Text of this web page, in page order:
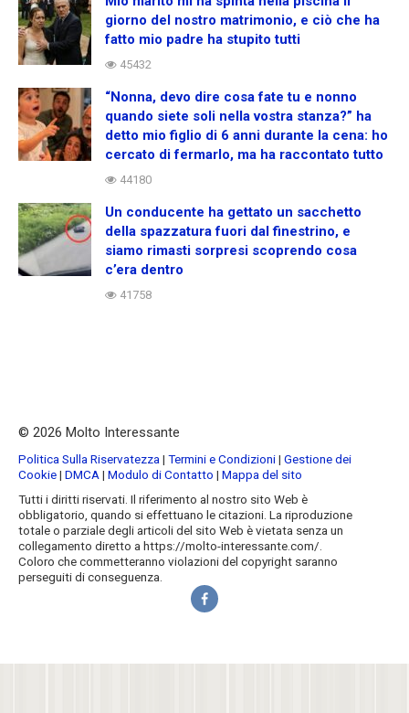
giorno del nostro matrimonio, e ciò che ha
fatto mio padre ha stupito tutti
45432
“Nonna, devo dire cosa fate tu e nonno
quando siete soli nella vostra stanza?” ha
detto mio figlio di 6 anni durante la cena: ho
cercato di fermarlo, ma ha raccontato tutto
44180
Un conducente ha gettato un sacchetto
della spazzatura fuori dal finestrino, e
siamo rimasti sorpresi scoprendo cosa
c’era dentro
41758
© 2026 Molto Interessante
Politica Sulla Riservatezza | Termini e Condizioni| Gestione dei
Cookie| DMCA | Modulo di Contatto | Mappa del sito
Tutti i diritti riservati. Il riferimento al nostro sito Web è
obbligatorio, quando si effettuano le citazioni. La riproduzione
totale o parziale degli articoli del sito Web è vietata senza un
collegamento diretto a https://molto-interessante.com/.
Coloro che commetteranno violazioni del copyright saranno
perseguiti di conseguenza.